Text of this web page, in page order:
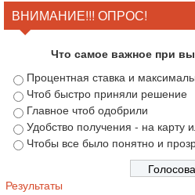
ВНИМАНИЕ!!! ОПРОС!
Что самое важное при
Процентная ставка и
Чтоб быстро приняли решение
Главное чтоб одобрили
Удобство получения - на карту
Чтобы все было понятно и
Результаты